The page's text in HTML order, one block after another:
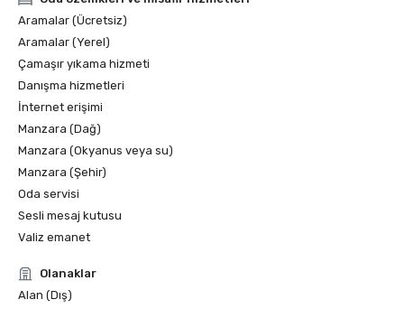
Aramalar (Ücretsiz)
Aramalar (Yerel)
Çamaşır yıkama hizmeti
Danışma hizmetleri
İnternet erişimi
Manzara (Dağ)
Manzara (Okyanus veya su)
Manzara (Şehir)
Oda servisi
Sesli mesaj kutusu
Valiz emanet
Olanaklar
Alan (Dış)